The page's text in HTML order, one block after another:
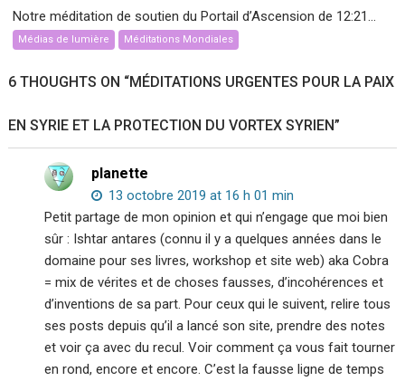
Notre méditation de soutien du Portail d’Ascension de 12:21...
Médias de lumière Méditations Mondiales
6 THOUGHTS ON “MÉDITATIONS URGENTES POUR LA PAIX
EN SYRIE ET LA PROTECTION DU VORTEX SYRIEN”
planette
13 octobre 2019 at 16 h 01 min
Petit partage de mon opinion et qui n’engage que moi bien
sûr : Ishtar antares (connu il y a quelques années dans le
domaine pour ses livres, workshop et site web) aka Cobra
= mix de vérites et de choses fausses, d’incohérences et
d’inventions de sa part. Pour ceux qui le suivent, relire tous
ses posts depuis qu’il a lancé son site, prendre des notes
et voir ça avec du recul. Voir comment ça vous fait tourner
en rond, encore et encore. C’est la fausse ligne de temps